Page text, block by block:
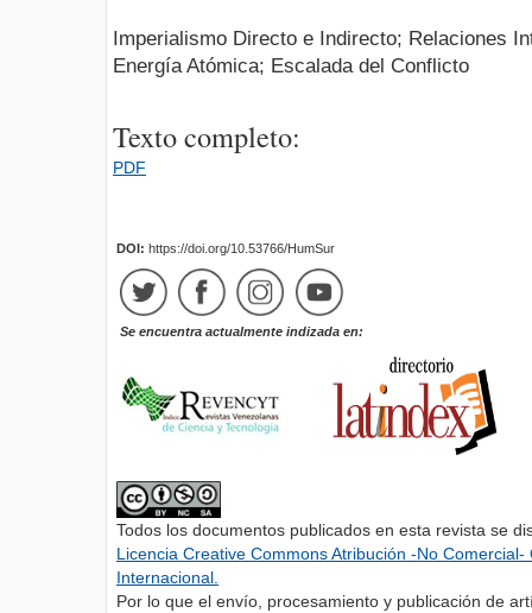
Imperialismo Directo e Indirecto; Relaciones
Energía Atómica; Escalada del Conflicto
Texto completo:
PDF
DOI: https://doi.org/10.53766/HumSur
Se encuentra actualmente indizada en:
Todos los documentos publicados en esta revista se
Licencia Creative Commons Atribución -No
Internacional.
Por lo que el envío, procesamiento y publicación de